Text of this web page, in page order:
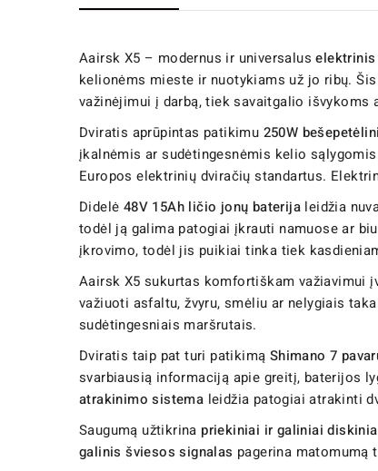
Aairsk X5 – modernus ir universalus
kelionėms mieste ir nuotykiams už jo ribų.
važinėjimui į darbą, tiek savaitgalio išvykoms
Dviratis aprūpintas patikimu 250W
įkalnėmis ar sudėtingesnėmis kelio
Europos elektrinių dviračių standartus.
Didelė 48V 15Ah ličio jonų baterija leidžia
todėl ją galima patogiai įkrauti namuose ar
įkrovimo, todėl jis puikiai tinka tiek
Aairsk X5 sukurtas komfortiškam
važiuoti asfaltu, žvyru, smėliu ar nelygiais
sudėtingesniais maršrutais.
Dviratis taip pat turi patikimą Shimano 7
svarbiausią informaciją apie greitį, baterijos
atrakinimo sistema leidžia patogiai atrakinti
Saugumą užtikrina priekiniai ir galiniai
galinis šviesos signalas pagerina matomumą